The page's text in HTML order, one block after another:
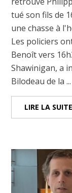
tué son fils de
une chasse à
Les policiers
Benoît vers
Shawinigan, a
Bilodeau de la ...
LIRE LA SUITE